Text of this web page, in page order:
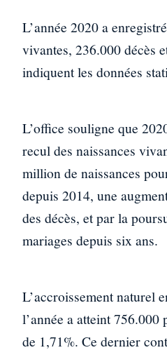
L’année 2020 a
vivantes, 236.000 décès
indiquent les données
L’office souligne que
recul des naissances
million de naissances
depuis 2014, une
des décès, et par la
mariages depuis six ans.
L’accroissement naturel
l’année a atteint 756.000
de 1,71%. Ce dernier